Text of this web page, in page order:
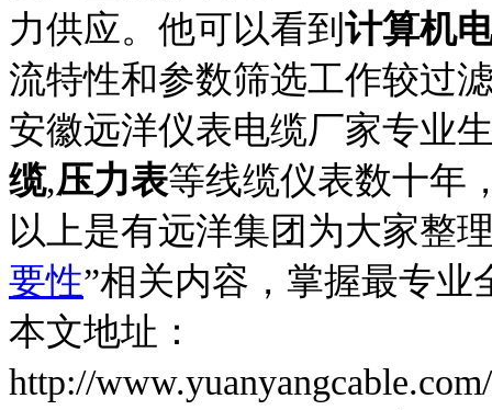
力供应。他可以看到 计算机
流特性和参数筛选工作较过
安徽远洋仪表电缆厂家专业
缆,压力表等线缆仪表数十年
以上是有远洋集团为大家整
要性”相关内容，掌握最专业
本文地址：
http://